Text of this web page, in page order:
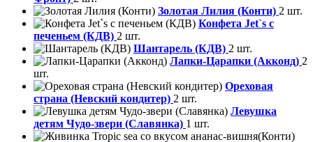
Золотая Лилия (Конти) 2 шт.
Конфета Jet`s с
печеньем (КДВ) 2 шт.
Шантарель (КДВ) 2 шт.
Лапки-Царапки (Акконд) 2
шт.
Ореховая
страна (Невский кондитер) 2 шт.
Левушка
детям Чудо-звери (Славянка) 1 шт.